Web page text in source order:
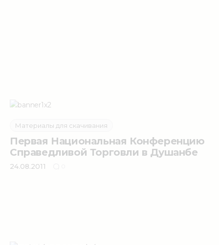
Материалы для скачивания
Первая Национальная Конференцию
Справедливой Торговли в Душанбе
24.08.2011